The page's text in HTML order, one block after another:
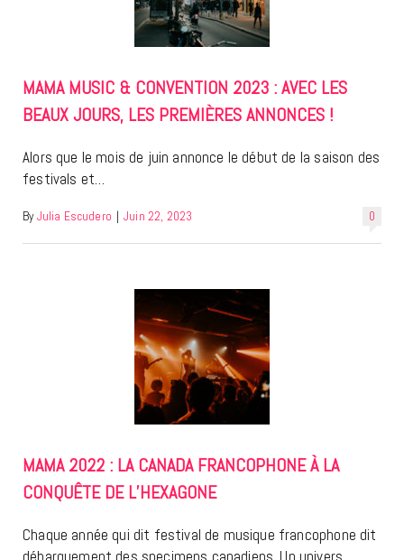
MAMA MUSIC & CONVENTION 2023 : AVEC LES
BEAUX JOURS, LES PREMIÈRES ANNONCES !
Alors que le mois de juin annonce le début de la saison des
festivals et…
0
By Julia Escudero | Juin 22, 2023
MAMA 2022 : LA CANADA FRANCOPHONE À LA
CONQUÊTE DE L’HEXAGONE
Chaque année qui dit festival de musique francophone dit